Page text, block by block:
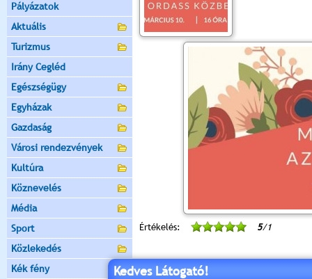
Pályázatok
Aktuális
Turizmus
Irány Cegléd
Egészségügy
Egyházak
Gazdaság
Városi rendezvények
Kultúra
Köznevelés
Média
Sport
Közlekedés
Kék fény
Értékelés: 5/1
Nyitott tornaterem és diáksport
Kedves Látogató!